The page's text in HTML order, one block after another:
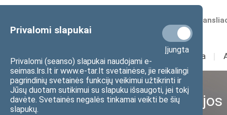
Privalomi slapukai
Įjungta
Privalomi (seanso) slapukai naudojami e-
seimas.lrs.lt ir www.e-tar.lt svetainėse, jie reikalingi
pagrindinių svetainės funkcijų veikimui užtikrinti ir
Jūsų duotam sutikimui su slapuku išsaugoti, jei tokį
davėte. Svetainės negalės tinkamai veikti be šių
slapukų.
Numatomos
Sudėtis Veikla I
Ankstesnės kadencijos